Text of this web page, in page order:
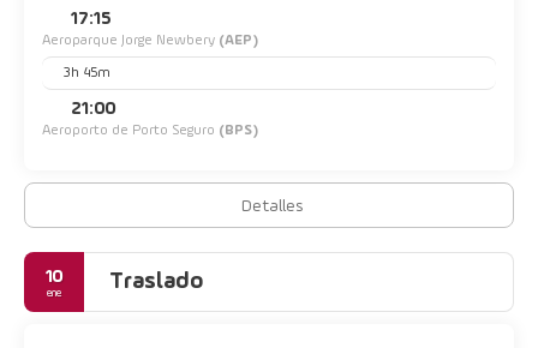
17:15
Aeroparque Jorge Newbery (AEP)
3h 45m
21:00
Aeroporto de Porto Seguro (BPS)
Detalles
10
ene Traslado